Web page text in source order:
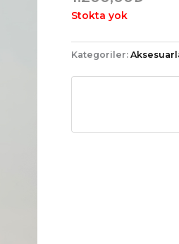
Stokta yok
Kategoriler: